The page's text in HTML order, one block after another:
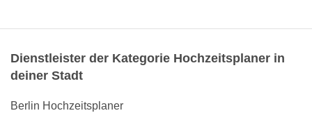
Dienstleister der Kategorie Hochzeitsplaner in
deiner Stadt
Berlin Hochzeitsplaner